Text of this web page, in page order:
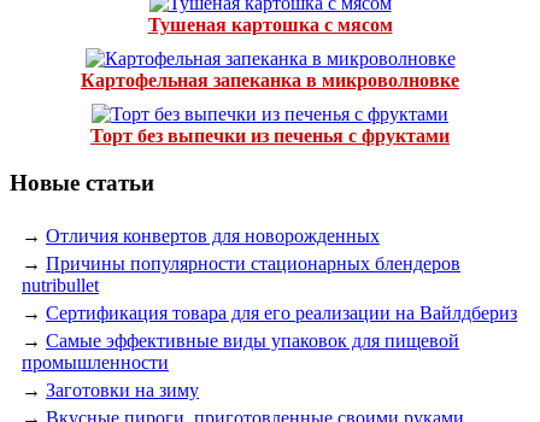
Тушеная картошка с мясом
Картофельная запеканка в микроволновке
Торт без выпечки из печенья с фруктами
Новые статьи
→ Отличия конвертов для новорожденных
→ Причины популярности стационарных блендеров
nutribullet
→ Сертификация товара для его реализации на Вайлдбериз
→ Самые эффективные виды упаковок для пищевой
промышленности
→ Заготовки на зиму
→ Вкусные пироги, приготовленные своими руками